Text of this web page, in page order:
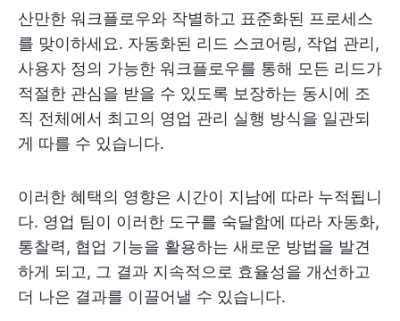
산만한 워크플로우와 작별하고 표준화된 프로세스
를 맞이하세요. 자동화된 리드 스코어링, 작업 관리,
사용자 정의 가능한 워크플로우를 통해 모든 리드가
적절한 관심을 받을 수 있도록 보장하는 동시에 조
직 전체에서 최고의 영업 관리 실행 방식을 일관되
게 따를 수 있습니다.
이러한 혜택의 영향은 시간이 지남에 따라 누적됩니
다. 영업 팀이 이러한 도구를 숙달함에 따라 자동화,
통찰력, 협업 기능을 활용하는 새로운 방법을 발견
하게 되고, 그 결과 지속적으로 효율성을 개선하고
더 나은 결과를 이끌어낼 수 있습니다.